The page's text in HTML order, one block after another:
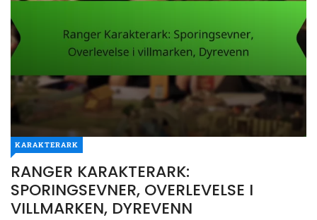
KARAKTERARK
RANGER KARAKTERARK:
SPORINGSEVNER, OVERLEVELSE I
VILLMARKEN, DYREVENN